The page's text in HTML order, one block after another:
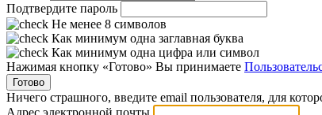
Подтвердите пароль
Не менее 8 символов
Как минимум одна заглавная буква
Как минимум одна цифра или символ
Нажимая кнопку «Готово» Вы принимаете
Готово
Ничего страшного, введите email пользователя, для
Адрес электронной почты